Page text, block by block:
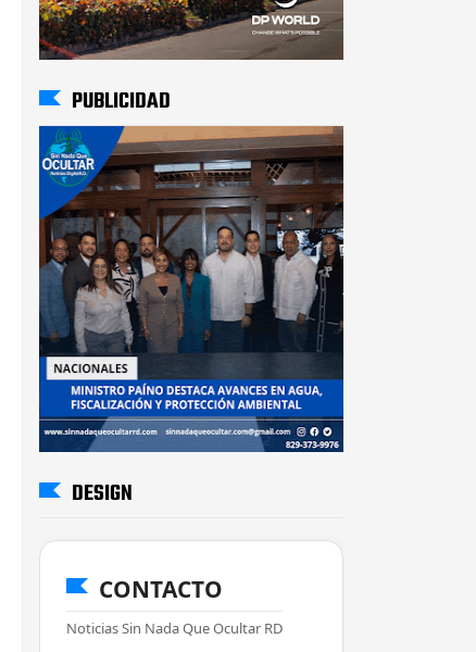
PUBLICIDAD
DESIGN
CONTACTO
Noticias Sin Nada Que Ocultar RD